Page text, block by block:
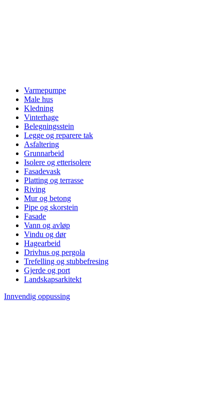
Varmepumpe
Male hus
Kledning
Vinterhage
Belegningsstein
Legge og reparere tak
Asfaltering
Grunnarbeid
Isolere og etterisolere
Fasadevask
Platting og terrasse
Riving
Mur og betong
Pipe og skorstein
Fasade
Vann og avløp
Vindu og dør
Hagearbeid
Drivhus og pergola
Trefelling og stubbefresing
Gjerde og port
Landskapsarkitekt
Innvendig oppussing